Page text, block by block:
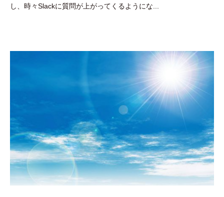
し、時々Slackに質問が上がってくるようにな...